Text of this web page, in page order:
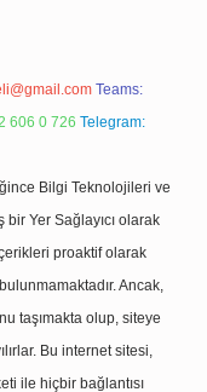
Teams:
606 0 726 Telegram:
Bilgi Teknolojileri ve
bir Yer Sağlayıcı olarak
proaktif olarak
Ancak,
taşımakta olup, siteye
Bu internet sitesi,
ile hiçbir bağlantısı